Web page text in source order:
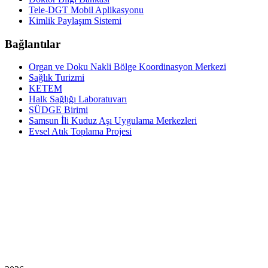
Tele-DGT Mobil Aplikasyonu
Kimlik Paylaşım Sistemi
Bağlantılar
Organ ve Doku Nakli Bölge Koordinasyon Merkezi
Sağlık Turizmi
KETEM
Halk Sağlığı Laboratuvarı
SÜDGE Birimi
Samsun İli Kuduz Aşı Uygulama Merkezleri
Evsel Atık Toplama Projesi